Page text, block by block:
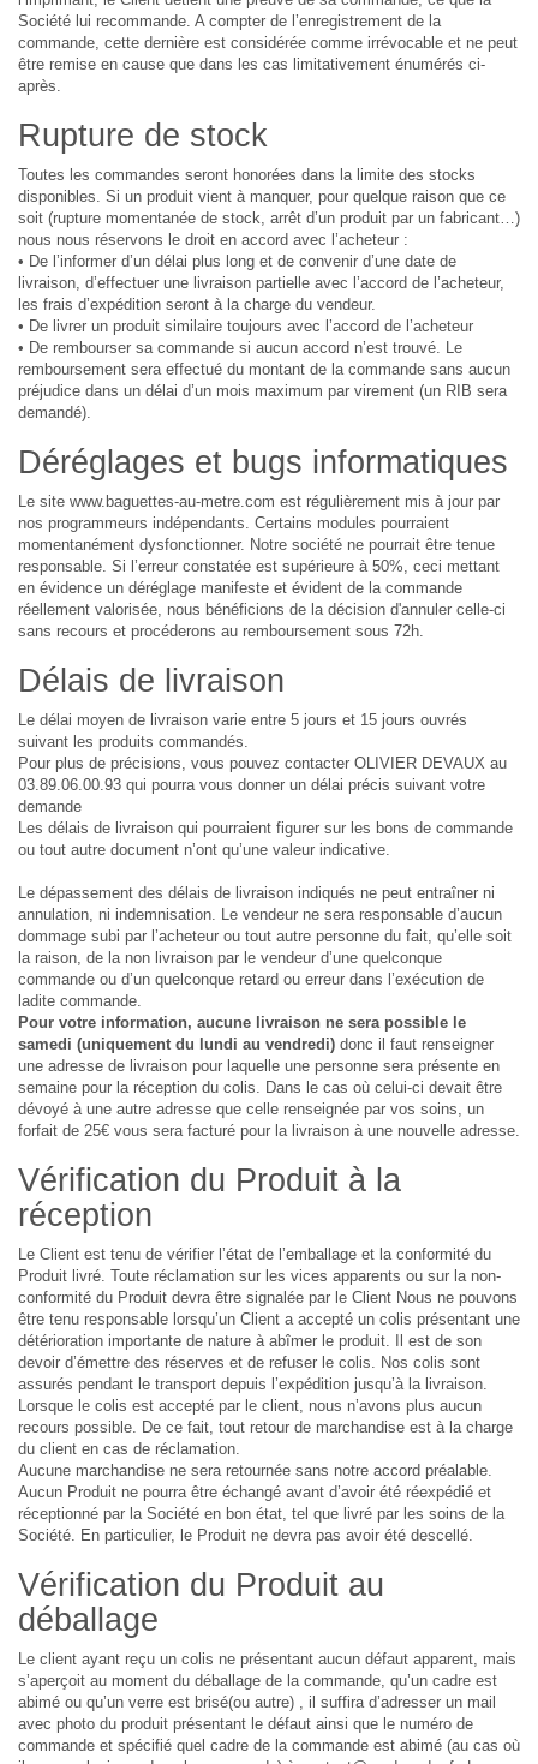
Société lui recommande. A compter de l’enregistrement de la
commande, cette dernière est considérée comme irrévocable et ne peut
être remise en cause que dans les cas limitativement énumérés ci-
après.
Rupture de stock
Toutes les commandes seront honorées dans la limite des stocks
disponibles. Si un produit vient à manquer, pour quelque raison que ce
soit (rupture momentanée de stock, arrêt d’un produit par un fabricant…)
nous nous réservons le droit en accord avec l’acheteur :
• De l’informer d’un délai plus long et de convenir d’une date de
livraison, d’effectuer une livraison partielle avec l’accord de l’acheteur,
les frais d’expédition seront à la charge du vendeur.
• De livrer un produit similaire toujours avec l’accord de l’acheteur
• De rembourser sa commande si aucun accord n’est trouvé. Le
remboursement sera effectué du montant de la commande sans aucun
préjudice dans un délai d’un mois maximum par virement (un RIB sera
demandé).
Déréglages et bugs informatiques
Le site www.baguettes-au-metre.com est régulièrement mis à jour par
nos programmeurs indépendants. Certains modules pourraient
momentanément dysfonctionner. Notre société ne pourrait être tenue
responsable. Si l’erreur constatée est supérieure à 50%, ceci mettant
en évidence un déréglage manifeste et évident de la commande
réellement valorisée, nous bénéficions de la décision d'annuler celle-ci
sans recours et procéderons au remboursement sous 72h.
Délais de livraison
Le délai moyen de livraison varie entre 5 jours et 15 jours ouvrés
suivant les produits commandés.
Pour plus de précisions, vous pouvez contacter OLIVIER DEVAUX au
03.89.06.00.93 qui pourra vous donner un délai précis suivant votre
demande
Les délais de livraison qui pourraient figurer sur les bons de commande
ou tout autre document n’ont qu’une valeur indicative.
Le dépassement des délais de livraison indiqués ne peut entraîner ni
annulation, ni indemnisation. Le vendeur ne sera responsable d’aucun
dommage subi par l’acheteur ou tout autre personne du fait, qu’elle soit
la raison, de la non livraison par le vendeur d’une quelconque
commande ou d’un quelconque retard ou erreur dans l’exécution de
ladite commande.
Pour votre information, aucune livraison ne sera possible le
samedi (uniquement du lundi au vendredi) donc il faut renseigner
une adresse de livraison pour laquelle une personne sera présente en
semaine pour la réception du colis. Dans le cas où celui-ci devait être
dévoyé à une autre adresse que celle renseignée par vos soins, un
forfait de 25€ vous sera facturé pour la livraison à une nouvelle adresse.
Vérification du Produit à la
réception
Le Client est tenu de vérifier l’état de l’emballage et la conformité du
Produit livré. Toute réclamation sur les vices apparents ou sur la non-
conformité du Produit devra être signalée par le Client Nous ne pouvons
être tenu responsable lorsqu’un Client a accepté un colis présentant une
détérioration importante de nature à abîmer le produit. Il est de son
devoir d’émettre des réserves et de refuser le colis. Nos colis sont
assurés pendant le transport depuis l’expédition jusqu’à la livraison.
Lorsque le colis est accepté par le client, nous n’avons plus aucun
recours possible. De ce fait, tout retour de marchandise est à la charge
du client en cas de réclamation.
Aucune marchandise ne sera retournée sans notre accord préalable.
Aucun Produit ne pourra être échangé avant d’avoir été réexpédié et
réceptionné par la Société en bon état, tel que livré par les soins de la
Société. En particulier, le Produit ne devra pas avoir été descellé.
Vérification du Produit au
déballage
Le client ayant reçu un colis ne présentant aucun défaut apparent, mais
s’aperçoit au moment du déballage de la commande, qu’un cadre est
abimé ou qu’un verre est brisé(ou autre) , il suffira d’adresser un mail
avec photo du produit présentant le défaut ainsi que le numéro de
commande et spécifié quel cadre de la commande est abimé (au cas où